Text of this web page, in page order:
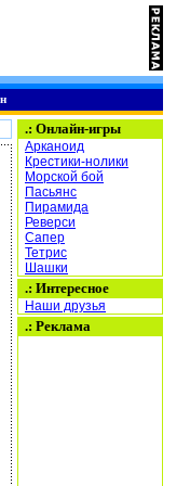
.: Онлайн-игры
Арканоид
Крестики-нолики
Морской бой
Пасьянс
Пирамида
Реверси
Сапер
Тетрис
Шашки
.: Интересное
Наши друзья
.: Реклама